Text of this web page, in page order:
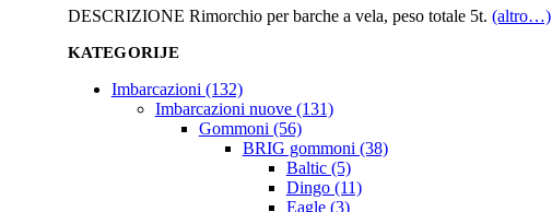
DESCRIZIONE Rimorchio per barche a vela, peso totale 5t. (altro…)
KATEGORIJE
Imbarcazioni (132)
Imbarcazioni nuove (131)
Gommoni (56)
BRIG gommoni (38)
Baltic (5)
Dingo (11)
Eagle (3)